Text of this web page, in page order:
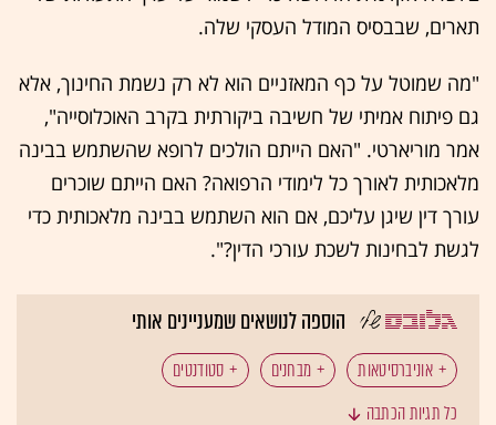
תארים, שבבסיס המודל העסקי שלה.
"מה שמוטל על כף המאזניים הוא לא רק נשמת החינוך, אלא
גם פיתוח אמיתי של חשיבה ביקורתית בקרב האוכלוסייה",
אמר מוריארטי. "האם הייתם הולכים לרופא שהשתמש בבינה
מלאכותית לאורך כל לימודי הרפואה? האם הייתם שוכרים
עורך דין שיגן עליכם, אם הוא השתמש בבינה מלאכותית כדי
לגשת לבחינות לשכת עורכי הדין?".
הוספה לנושאים שמעניינים אותי
אוניברסיטאות מבחנים סטודנטים
כל תגיות הכתבה